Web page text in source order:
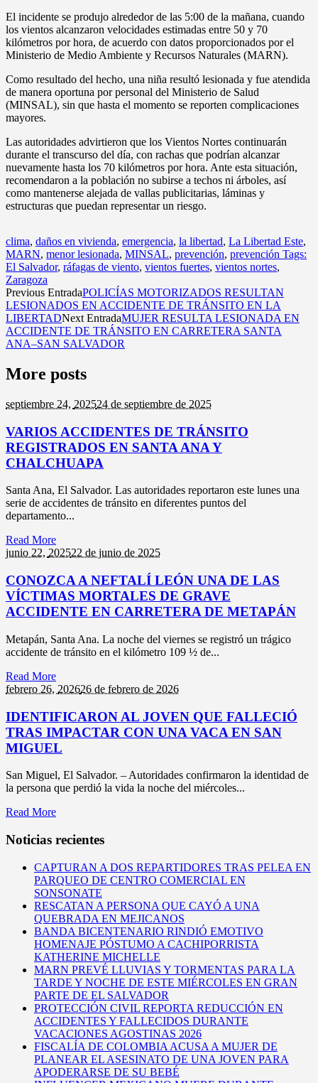
El incidente se produjo alrededor de las 5:00 de la mañana, cuando
los vientos alcanzaron velocidades estimadas entre 50 y 70
kilómetros por hora, de acuerdo con datos proporcionados por el
Ministerio de Medio Ambiente y Recursos Naturales (MARN).
Como resultado del hecho, una niña resultó lesionada y fue atendida
de manera oportuna por personal del Ministerio de Salud
(MINSAL), sin que hasta el momento se reporten complicaciones
mayores.
Las autoridades advirtieron que los Vientos Nortes continuarán
durante el transcurso del día, con rachas que podrían alcanzar
nuevamente hasta los 70 kilómetros por hora. Ante esta situación,
recomendaron a la población no subirse a techos ni árboles, así
como mantenerse alejada de vallas publicitarias, láminas y
estructuras que puedan representar un riesgo.
clima, daños en vivienda, emergencia, la libertad, La Libertad Este,
MARN, menor lesionada, MINSAL, prevención, prevención Tags:
El Salvador, ráfagas de viento, vientos fuertes, vientos nortes,
Zaragoza
Previous EntradaPOLICÍAS MOTORIZADOS RESULTAN
LESIONADOS EN ACCIDENTE DE TRÁNSITO EN LA
LIBERTADNext EntradaMUJER RESULTA LESIONADA EN
ACCIDENTE DE TRÁNSITO EN CARRETERA SANTA
ANA–SAN SALVADOR
More posts
septiembre 24, 202524 de septiembre de 2025
VARIOS ACCIDENTES DE TRÁNSITO
REGISTRADOS EN SANTA ANA Y
CHALCHUAPA
Santa Ana, El Salvador. Las autoridades reportaron este lunes una
serie de accidentes de tránsito en diferentes puntos del
departamento...
Read More
junio 22, 202522 de junio de 2025
CONOZCA A NEFTALÍ LEÓN UNA DE LAS
VÍCTIMAS MORTALES DE GRAVE
ACCIDENTE EN CARRETERA DE METAPÁN
Metapán, Santa Ana. La noche del viernes se registró un trágico
accidente de tránsito en el kilómetro 109 ½ de...
Read More
febrero 26, 202626 de febrero de 2026
IDENTIFICARON AL JOVEN QUE FALLECIÓ
TRAS IMPACTAR CON UNA VACA EN SAN
MIGUEL
San Miguel, El Salvador. – Autoridades confirmaron la identidad de
la persona que perdió la vida la noche del miércoles...
Read More
Noticias recientes
CAPTURAN A DOS REPARTIDORES TRAS PELEA EN
PARQUEO DE CENTRO COMERCIAL EN
SONSONATE
RESCATAN A PERSONA QUE CAYÓ A UNA
QUEBRADA EN MEJICANOS
BANDA BICENTENARIO RINDIÓ EMOTIVO
HOMENAJE PÓSTUMO A CACHIPORRISTA
KATHERINE MICHELLE
MARN PREVÉ LLUVIAS Y TORMENTAS PARA LA
TARDE Y NOCHE DE ESTE MIÉRCOLES EN GRAN
PARTE DE EL SALVADOR
PROTECCIÓN CIVIL REPORTA REDUCCIÓN EN
ACCIDENTES Y FALLECIDOS DURANTE
VACACIONES AGOSTINAS 2026
FISCALÍA DE COLOMBIA ACUSA A MUJER DE
PLANEAR EL ASESINATO DE UNA JOVEN PARA
APODERARSE DE SU BEBÉ